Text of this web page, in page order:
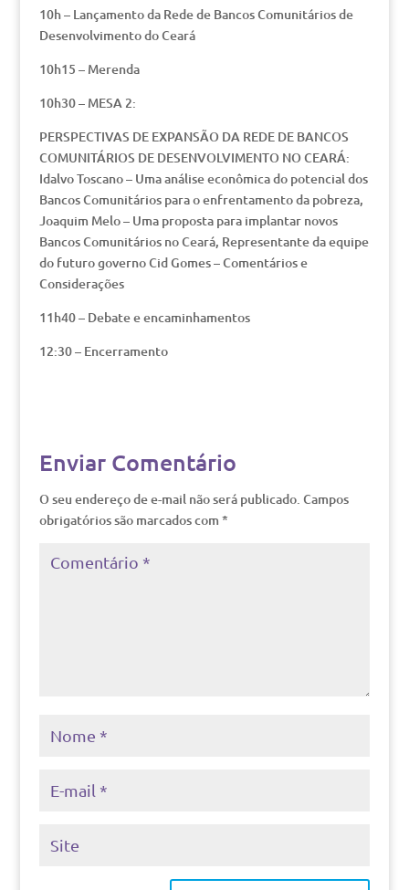
10h – Lançamento da Rede de Bancos Comunitários de
Desenvolvimento do Ceará
10h15 – Merenda
10h30 – MESA 2:
PERSPECTIVAS DE EXPANSÃO DA REDE DE BANCOS
COMUNITÁRIOS DE DESENVOLVIMENTO NO CEARÁ:
Idalvo Toscano – Uma análise econômica do potencial dos
Bancos Comunitários para o enfrentamento da pobreza,
Joaquim Melo – Uma proposta para implantar novos
Bancos Comunitários no Ceará, Representante da equipe
do futuro governo Cid Gomes – Comentários e
Considerações
11h40 – Debate e encaminhamentos
12:30 – Encerramento
Enviar Comentário
O seu endereço de e-mail não será publicado. Campos
obrigatórios são marcados com *